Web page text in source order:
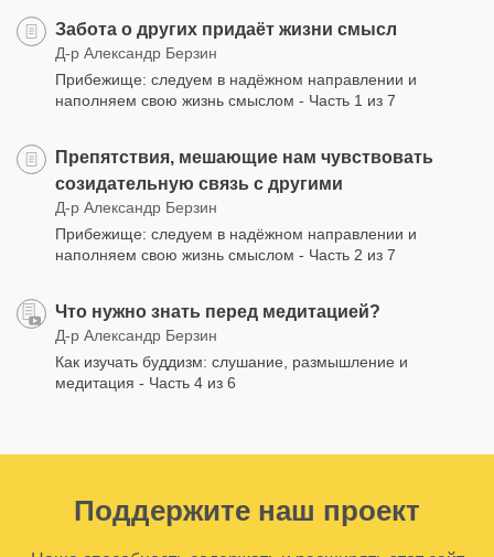
Забота о других придаёт жизни смысл
Д-р Александр Берзин
Прибежище: следуем в надёжном направлении и
наполняем свою жизнь смыслом - Часть 1 из 7
Препятствия, мешающие нам чувствовать
созидательную связь с другими
Д-р Александр Берзин
Прибежище: следуем в надёжном направлении и
наполняем свою жизнь смыслом - Часть 2 из 7
Что нужно знать перед медитацией?
Д-р Александр Берзин
Как изучать буддизм: слушание, размышление и
медитация - Часть 4 из 6
Поддержите наш проект